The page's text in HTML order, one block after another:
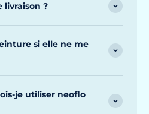
livraison ?
si elle ne me
je utiliser neoflo